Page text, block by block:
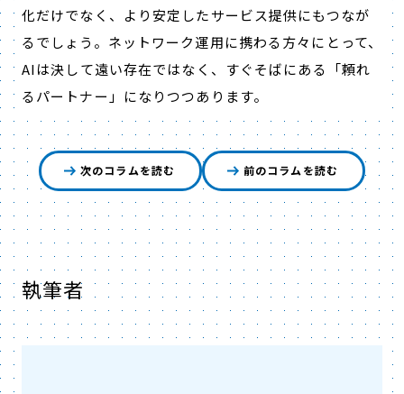
化だけでなく、より安定したサービス提供にもつなが
るでしょう。ネットワーク運用に携わる方々にとって、
AIは決して遠い存在ではなく、すぐそばにある「頼れ
るパートナー」になりつつあります。
次のコラムを読む 前のコラムを読む
執筆者